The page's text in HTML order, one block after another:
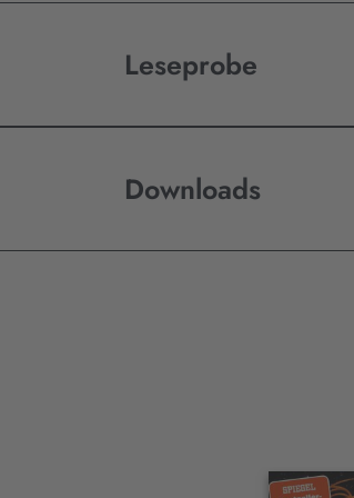
Leseprobe
Downloads